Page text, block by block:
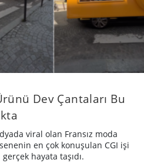
Dev Çantaları Bu
viral olan Fransız moda
en çok konuşulan CGI işi
hayata taşıdı.